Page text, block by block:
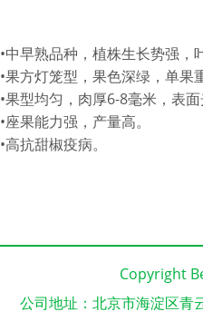
•中早熟品种，植株生长势强，
•果方灯笼型，果色深绿，单果
•果型均匀，肉厚6-8毫米，表面
•座果能力强，产量高。
•高抗甜椒疫病。
Copyright
公司地址：北京市海淀区青